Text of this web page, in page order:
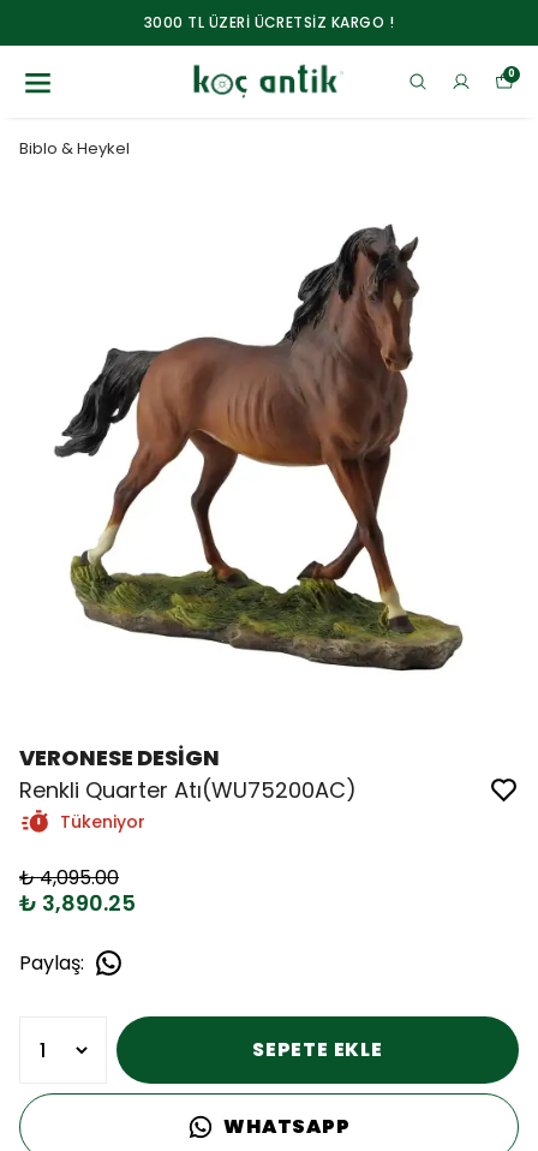
3000 TL ÜZERİ ÜCRETSİZ KARGO !
0
Biblo & Heykel
VERONESE DESİGN
Renkli Quarter Atı(WU75200AC)
Tükeniyor
₺ 4,095.00
₺ 3,890.25
Paylaş:
SEPETE EKLE
WHATSAPP